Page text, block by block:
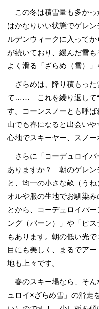
この冬は積雪量も多かっ
はかなりいい状態でゲレ
ルデンウィークに入って
が続いており、緩んだ雪も
よく滑る「ざらめ（雪）」
ざらめは、降り積もった
て…… これを繰り返して“
す。コーンスノーとも呼
山でも春になると出会い
心地でスキーヤー、スノー
さらに「コーデュロイバ
ありますか？ 朝のゲレン
と、均一の小さな畝（う
オルや服の生地でお馴染
とから、コーデュロイバ
ング（バーン）」や「ピ
もあります。朝の低い光
目にも美しく、まるでア
地も上々です。
春のスキー場なら、そん
ュロイ×ざらめ雪」の滑走